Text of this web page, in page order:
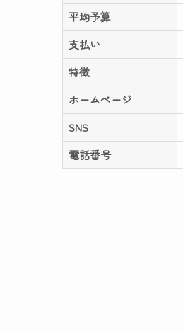
平均予算
支払い
特徴
ホームページ
SNS
電話番号